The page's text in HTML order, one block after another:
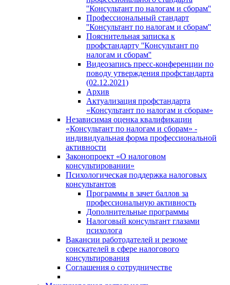
''Консультант по налогам и сборам''
Профессиональный стандарт
''Консультант по налогам и сборам''
Пояснительная записка к
профстандарту ''Консультант по
налогам и сборам''
Видеозапись пресс-конференции по
поводу утверждения профстандарта
(02.12.2021)
Архив
Актуализация профстандарта
«Консультант по налогам и сборам»
Независимая оценка квалификации
«Консультант по налогам и сборам» -
индивидуальная форма профессиональной
активности
Законопроект «О налоговом
консультировании»
Психологическая поддержка налоговых
консультантов
Программы в зачет баллов за
профессиональную активность
Дополнительные программы
Налоговый консультант глазами
психолога
Вакансии работодателей и резюме
соискателей в сфере налогового
консультирования
Соглашения о сотрудничестве